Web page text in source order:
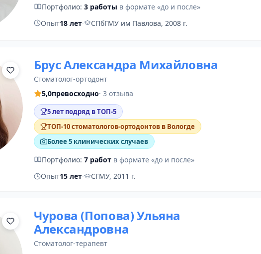
Портфолио: 3 работы в формате «до и после»
Опыт18 лет· СПбГМУ им Павлова, 2008 г.
Брус Александра Михайловна
стоматолог-ортодонт
5,0превосходно· 3 отзыва
5 лет подряд в ТОП-5
ТОП-10 стоматологов-ортодонтов в Вологде
Более 5 клинических случаев
Портфолио: 7 работ в формате «до и после»
Опыт15 лет· СГМУ, 2011 г.
Чурова (Попова) Ульяна
Александровна
стоматолог-терапевт